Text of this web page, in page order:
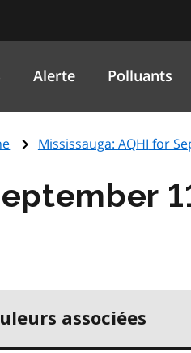
Alerte Polluants
Mississauga: AQHI for
associées